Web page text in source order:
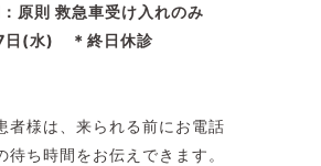
則 救急車受け入れのみ
日(水) ＊終日休診
者様は、来られる前にお電話
ち時間をお伝えできます。